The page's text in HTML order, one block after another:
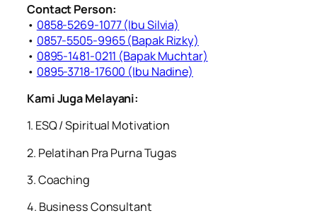
Contact Person:
• 0858-5269-1077 (Ibu Silvia)
• 0857-5505-9965 (Bapak Rizky)⁠
• ⁠0895-1481-0211 (Bapak Muchtar)
• 0895-3718-17600 (Ibu Nadine)
Kami Juga Melayani:
1. ESQ / Spiritual Motivation
2. ⁠Pelatihan Pra Purna Tugas
3. ⁠Coaching
4. ⁠Business Consultant